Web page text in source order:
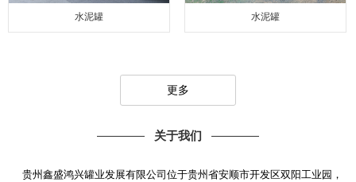
水泥罐 水泥罐
更多
关于我们
贵州鑫盛鸿兴罐业发展有限公司位于贵州省安顺市开发区双阳工业园，